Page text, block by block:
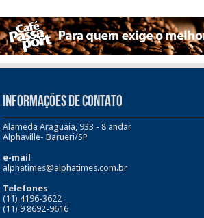
INFORMAÇÕES DE CONTATO
Alameda Araguaia, 933 - 8 andar
Alphaville- Barueri/SP
e-mail
alphatimes@alphatimes.com.br
Telefones
(11) 4196-3622
(11) 9 8692-9616